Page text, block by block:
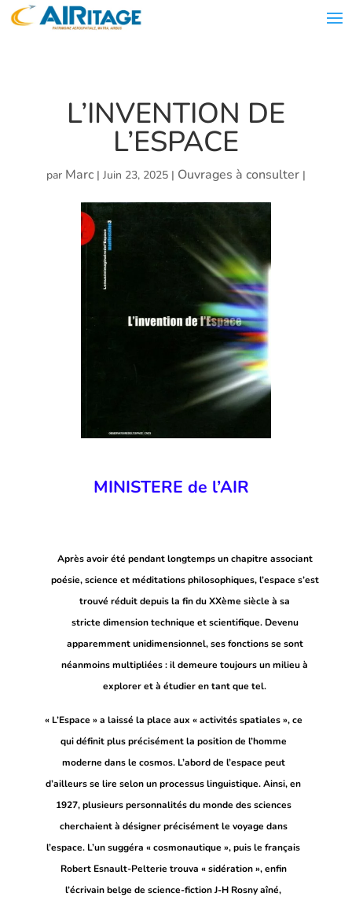
L’INVENTION DE
L’ESPACE
par Marc| Juin 23, 2025| Ouvrages à consulter|
MINISTERE de l’AIR
Après avoir été pendant longtemps un chapitre associant
poésie, science et méditations philosophiques, l’espace s’est
trouvé réduit depuis la fin du XXème siècle à sa
stricte dimension technique et scientifique. Devenu
apparemment unidimensionnel, ses fonctions se sont
néanmoins multipliées : il demeure toujours un milieu à
explorer et à étudier en tant que tel.
« L’Espace » a laissé la place aux « activités spatiales », ce
qui définit plus précisément la position de l’homme
moderne dans le cosmos. L’abord de l’espace peut
d’ailleurs se lire selon un processus linguistique. Ainsi, en
1927, plusieurs personnalités du monde des sciences
cherchaient à désigner précisément le voyage dans
l’espace. L’un suggéra « cosmonautique », puis le français
Robert Esnault-Pelterie trouva « sidération », enfin
l’écrivain belge de science-fiction J-H Rosny aîné,